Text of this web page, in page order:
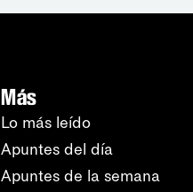
Más
Lo más leído
Apuntes del día
Apuntes de la semana